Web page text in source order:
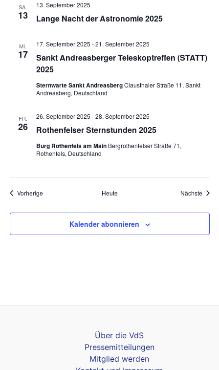
SA.
13 Lange Nacht der Astronomie 2025
13. September 2025
MI.
17
Sankt Andreasberger Teleskoptreffen (STATT)
2025
17. September 2025 -21. September 2025
Sternwarte Sankt AndreasbergClausthaler Straße 11, Sankt
Andreasberg, Deutschland
FR.
26 Rothenfelser Sternstunden 2025
26. September 2025 -28. September 2025
Burg Rothenfels am Main Bergrothenfelser Straße 71,
Rothenfels, Deutschland
VorherigeVeranstaltungen Heute Nächste
Kalender abonnieren
Über die VdS
Pressemitteilungen
Mitglied werden